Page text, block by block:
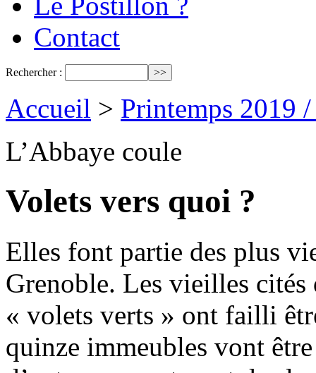
Contact
Rechercher :
Accueil > Printemps 2019
L’Abbaye coule
Volets vers quoi ?
Elles font partie des plus
Grenoble. Les vieilles cités
« volets verts » ont failli
quinze immeubles vont